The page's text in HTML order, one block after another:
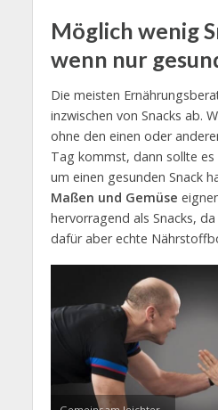
Möglich wenig
wenn nur
Die meisten
inzwischen von Snacks ab.
ohne den einen oder
Tag kommst, dann sollte
um einen gesunden Snack
Maßen und Gemüse
hervorragend als Snacks,
dafür aber echte